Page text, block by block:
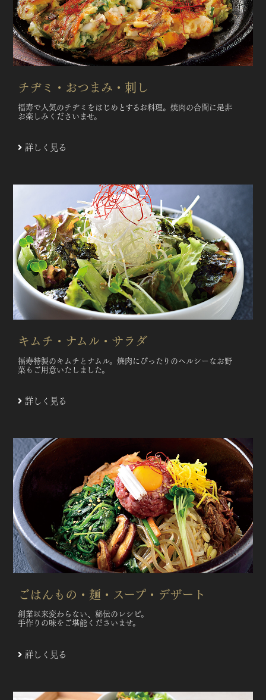
チヂミ・おつまみ・刺し
福寿で人気のチヂミをはじめとするお料理。焼肉の合間に是非
お楽しみくださいませ。
詳しく見る
キムチ・ナムル・サラダ
福寿特製のキムチとナムル。焼肉にぴったりのヘルシーなお野
菜もご用意いたしました。
詳しく見る
ごはんもの・麺・スープ・デザート
創業以来変わらない、秘伝のレシピ。
手作りの味をご堪能くださいませ。
詳しく見る